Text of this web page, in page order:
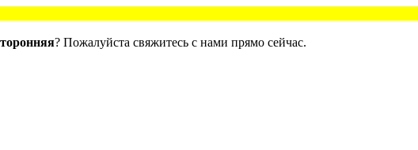
? Пожалуйста свяжитесь с нами прямо сейчас.